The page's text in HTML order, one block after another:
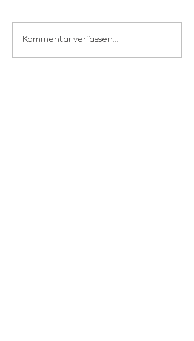
Kommentar verfassen...